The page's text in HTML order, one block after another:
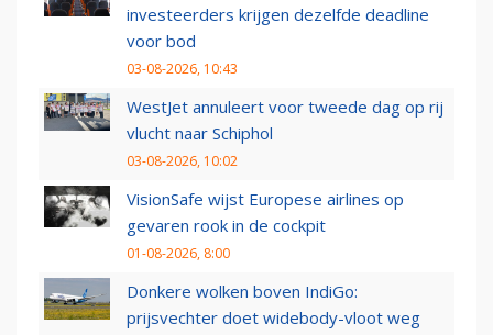
investeerders krijgen dezelfde deadline
voor bod
03-08-2026, 10:43
WestJet annuleert voor tweede dag op rij
vlucht naar Schiphol
03-08-2026, 10:02
VisionSafe wijst Europese airlines op
gevaren rook in de cockpit
01-08-2026, 8:00
Donkere wolken boven IndiGo:
prijsvechter doet widebody-vloot weg